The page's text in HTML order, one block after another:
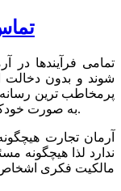
تمامی فرآیندها
شوند و بدون دخالت
پرمخاطب ترین
به صورت خودکار جمع آوری و دسته بندی و منتشر می شوند.
آرمان تجارت
ندارد لذا هیچگونه
مالکیت فکری اشخاص